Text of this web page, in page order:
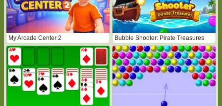
My Arcade Center 2 Bubble Shooter: Pirate Treasures